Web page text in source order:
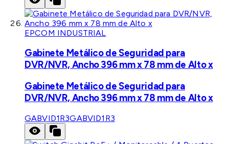
EPCOM INDUSTRIAL
Gabinete Metálico de Seguridad para
DVR/NVR, Ancho 396 mm x 78 mm de Alto x
Gabinete Metálico de Seguridad para
DVR/NVR, Ancho 396 mm x 78 mm de Alto x
GABVID1R3GABVID1R3